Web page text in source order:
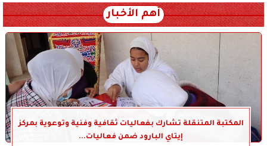
أهم الأخبار
المكتبة المتنقلة تشارك بفعاليات ثقافية وفنية وتوعوية بمركز
إيتاي البارود ضمن فعاليات...